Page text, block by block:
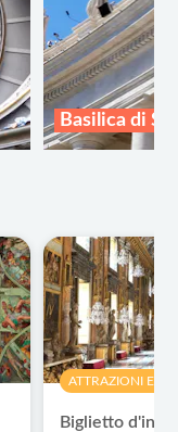
Basilica di
ATTRAZIONI E
Biglietto